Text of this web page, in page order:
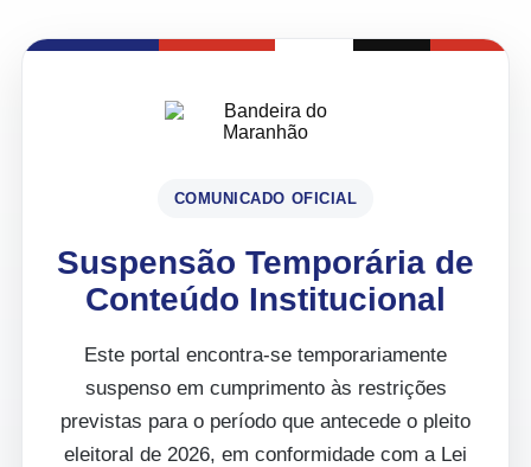
COMUNICADO OFICIAL
Suspensão Temporária de
Conteúdo Institucional
Este portal encontra-se temporariamente
suspenso em cumprimento às restrições
previstas para o período que antecede o pleito
eleitoral de 2026, em conformidade com a Lei